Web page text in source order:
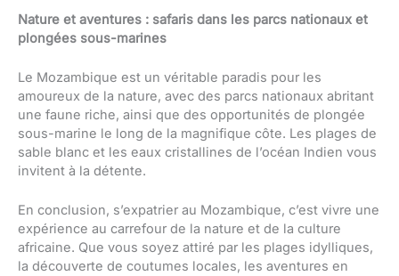
Nature et aventures : safaris dans les parcs nationaux et
plongées sous-marines
Le Mozambique est un véritable paradis pour les
amoureux de la nature, avec des parcs nationaux abritant
une faune riche, ainsi que des opportunités de plongée
sous-marine le long de la magnifique côte. Les plages de
sable blanc et les eaux cristallines de l’océan Indien vous
invitent à la détente.
En conclusion, s’expatrier au Mozambique, c’est vivre une
expérience au carrefour de la nature et de la culture
africaine. Que vous soyez attiré par les plages idylliques,
la découverte de coutumes locales, les aventures en